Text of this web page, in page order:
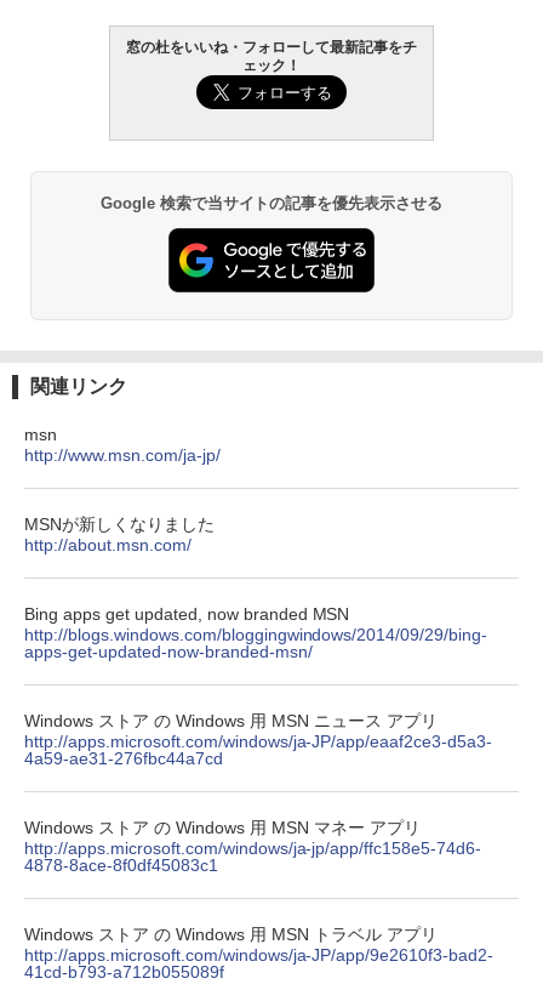
Robloxギフトカード - 1000 Robux 【限
定バーチャルアイテムを含む】 【オンラ
インゲームコード】 ロブロックス |オン
ラインコード版
Microsoft Office Home & Business 202
ows11、10/mac対応|PC2台
￥39,582
￥3,200
Windows版 | Minecraft (マインクラフ
ンコード版
￥3,600
出す プロンプトの言葉 AI画像生成シリー
ズ (はぴーイラストLabo)
￥480
方 マニュアル AI副業にもコンテンツ作成
めのAIコーディング入門シリーズ
ードウェア・市販ソフトウェアのパーフ
Amazon Kindle - 目に優しい、かさばら
ない、大きな画面で読みやすい、6週間持
続バッテリー、6インチディスプレイ電子
書籍リーダー、ブラック、16GB、広告な
し
ション (32GB) 7インチディスプレイ、明
るさ自動調整、色調調節ライト、12週間
持続バッテリー、広告なし、メタリック
イ、色調調節ライト、最大8週間持続バッ
New Amazon Kindle Scribe Colorsoft |
11インチカラーディスプレイ、64GBスト
レージ、ノート機能搭載、明るさ自動調
￥115,980
窓の杜をいいね・フォローして最新記事をチ
ェック！
Google 検索で当サイトの記事を優先表示させる
関連リンク
msn
http://www.msn.com/ja-jp/
MSNが新しくなりました
http://about.msn.com/
Bing apps get updated, now branded MSN
http://blogs.windows.com/bloggingwindows/2014/09/29/bing-
apps-get-updated-now-branded-msn/
Windows ストア の Windows 用 MSN ニュース アプリ
http://apps.microsoft.com/windows/ja-JP/app/eaaf2ce3-d5a3-
4a59-ae31-276fbc44a7cd
Windows ストア の Windows 用 MSN マネー アプリ
http://apps.microsoft.com/windows/ja-jp/app/ffc158e5-74d6-
4878-8ace-8f0df45083c1
Windows ストア の Windows 用 MSN トラベル アプリ
http://apps.microsoft.com/windows/ja-JP/app/9e2610f3-bad2-
41cd-b793-a712b055089f